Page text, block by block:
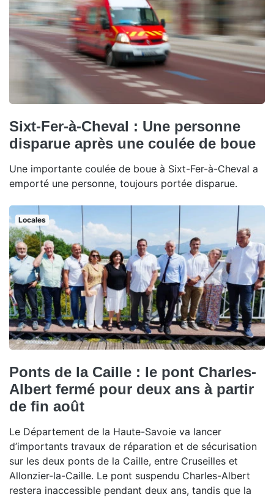
Sixt-Fer-à-Cheval : Une personne
disparue après une coulée de boue
Une importante coulée de boue à Sixt-Fer-à-Cheval a
emporté une personne, toujours portée disparue.
Locales
Ponts de la Caille : le pont Charles-
Albert fermé pour deux ans à partir
de fin août
Le Département de la Haute-Savoie va lancer
d’importants travaux de réparation et de sécurisation
sur les deux ponts de la Caille, entre Cruseilles et
Allonzier-la-Caille. Le pont suspendu Charles-Albert
restera inaccessible pendant deux ans, tandis que la